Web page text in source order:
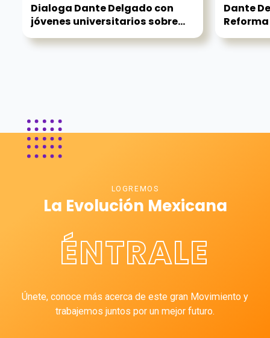
Dialoga Dante Delgado con
jóvenes universitarios sobre...
Dante
LOGREMOS
La Evolución Mexicana
ÉNTRALE
Únete, conoce más acerca de este gran Movimiento y
trabajemos juntos por un mejor futuro.